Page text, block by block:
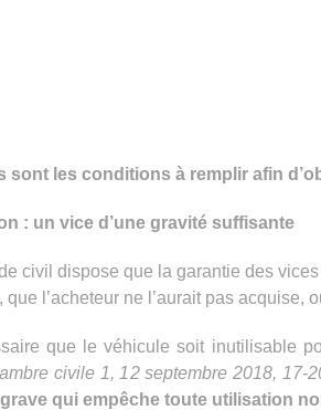
sont les conditions à remplir afin
: un vice d’une gravité suffisante
civil dispose que la garantie des
l’acheteur ne l’aurait pas acquise,
que le véhicule soit inutilisable
civile 1, 12 septembre 2018, 17-
qui empêche toute utilisation